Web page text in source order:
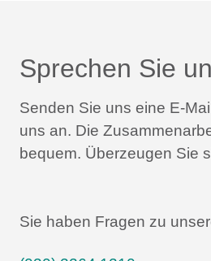
Sprechen Sie
Senden Sie uns eine E-
uns an. Die
bequem. Überzeugen Sie
Sie haben Fragen zu